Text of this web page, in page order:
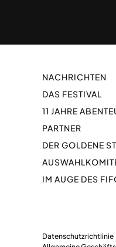
NACHRICHTEN
DAS FESTIVAL
11 JAHRE
PARTNER
DER GOLDENE
IM AUGE DES
Datenschutzrichtlinie